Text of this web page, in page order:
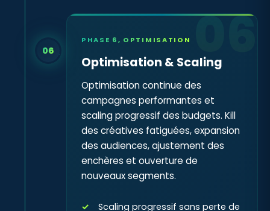
06 06
PHASE 6, OPTIMISATION
Optimisation & Scaling
Optimisation continue des
campagnes performantes et
scaling progressif des budgets. Kill
des créatives fatiguées, expansion
des audiences, ajustement des
enchères et ouverture de
nouveaux segments.
Scaling progressif sans perte de